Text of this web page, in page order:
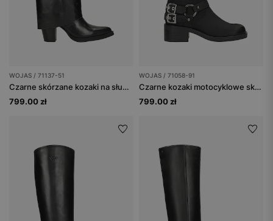
WOJAS / 71137-51
Czarne skórzane kozaki na słupku z szeroką cholewką
799.00 zł
WOJAS / 71058-91
Czarne kozaki motocyklowe skórzane
799.00 zł